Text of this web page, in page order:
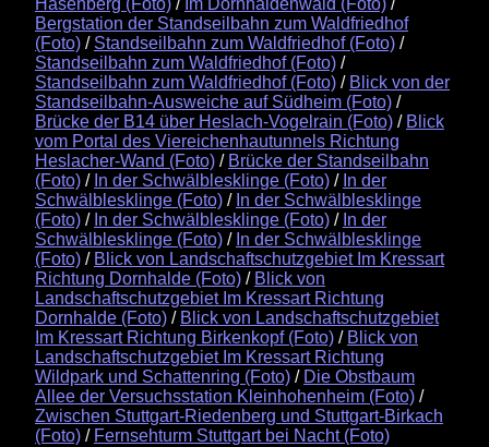
Hasenberg (Foto) / Im Dornhaldenwald (Foto) /
Bergstation der Standseilbahn zum Waldfriedhof
(Foto) / Standseilbahn zum Waldfriedhof (Foto) /
Standseilbahn zum Waldfriedhof (Foto) /
Standseilbahn zum Waldfriedhof (Foto) / Blick von der
Standseilbahn-Ausweiche auf Südheim (Foto) /
Brücke der B14 über Heslach-Vogelrain (Foto) / Blick
vom Portal des Viereichenhautunnels Richtung
Heslacher-Wand (Foto) / Brücke der Standseilbahn
(Foto) / In der Schwälblesklinge (Foto) / In der
Schwälblesklinge (Foto) / In der Schwälblesklinge
(Foto) / In der Schwälblesklinge (Foto) / In der
Schwälblesklinge (Foto) / In der Schwälblesklinge
(Foto) / Blick von Landschaftschutzgebiet Im Kressart
Richtung Dornhalde (Foto) / Blick von
Landschaftschutzgebiet Im Kressart Richtung
Dornhalde (Foto) / Blick von Landschaftschutzgebiet
Im Kressart Richtung Birkenkopf (Foto) / Blick von
Landschaftschutzgebiet Im Kressart Richtung
Wildpark und Schattenring (Foto) / Die Obstbaum
Allee der Versuchsstation Kleinhohenheim (Foto) /
Zwischen Stuttgart-Riedenberg und Stuttgart-Birkach
(Foto) / Fernsehturm Stuttgart bei Nacht (Foto)